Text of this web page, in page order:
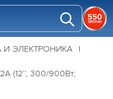
И ЭЛЕКТРОНИКА
(12'', 300/900Вт;